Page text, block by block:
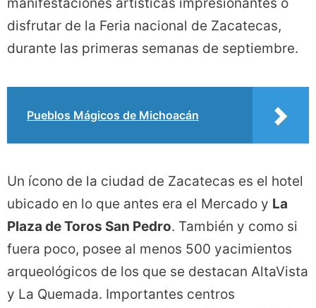
manifestaciones artísticas impresionantes o
disfrutar de la Feria nacional de Zacatecas,
durante las primeras semanas de septiembre.
Pueblos Mágicos de Michoacán
Un ícono de la ciudad de Zacatecas es el hotel
ubicado en lo que antes era el Mercado y La
Plaza de Toros San Pedro. También y como si
fuera poco, posee al menos 500 yacimientos
arqueológicos de los que se destacan AltaVista
y La Quemada. Importantes centros